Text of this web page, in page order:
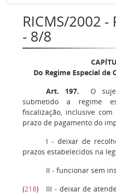
RICMS/2002 -
- 8/8
Do Regime Especial de
Art. 197. O
submetido a regime
fiscalização, inclusive
prazo de pagamento do
I -deixar de
prazos estabelecidos na
II - funcionar sem
(218) III - deixar de